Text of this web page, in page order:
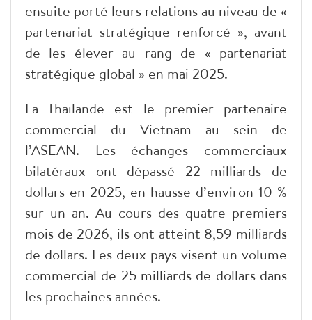
ensuite porté leurs relations au niveau de «
partenariat stratégique renforcé », avant
de les élever au rang de « partenariat
stratégique global » en mai 2025.
La Thaïlande est le premier partenaire
commercial du Vietnam au sein de
l’ASEAN. Les échanges commerciaux
bilatéraux ont dépassé 22 milliards de
dollars en 2025, en hausse d’environ 10 %
sur un an. Au cours des quatre premiers
mois de 2026, ils ont atteint 8,59 milliards
de dollars. Les deux pays visent un volume
commercial de 25 milliards de dollars dans
les prochaines années.